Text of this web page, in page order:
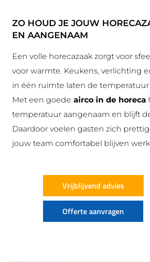
ZO HOUD JE JOUW
EN AANGENAAM
Een volle horecazaak zorgt voor
voor warmte. Keukens, verlichting
in één ruimte laten de
Met een goede airco in de horeca
temperatuur aangenaam en blijft
Daardoor voelen gasten zich
jouw team comfortabel blijven
Vrijblijvend advies
Offerte aanvragen